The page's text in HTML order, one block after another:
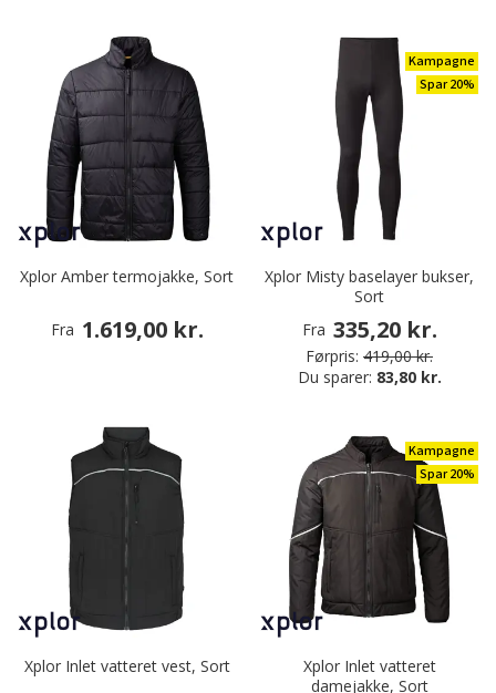
Xplor Amber termojakke, Sort
Fra 1.619,00 kr.
Kampagne
Spar 20%
Xplor Misty baselayer bukser,
Sort
Fra 335,20 kr.
Førpris: 419,00 kr.
Du sparer: 83,80 kr.
Xplor Inlet vatteret vest, Sort
Kampagne
Spar 20%
Xplor Inlet vatteret
damejakke, Sort